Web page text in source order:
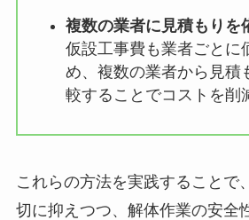
複数の業者に見積もりを
仮設工事費も業者ごとに
め、複数の業者から見積
較することでコストを削
これらの方法を実践することで
切に抑えつつ、解体作業の安全